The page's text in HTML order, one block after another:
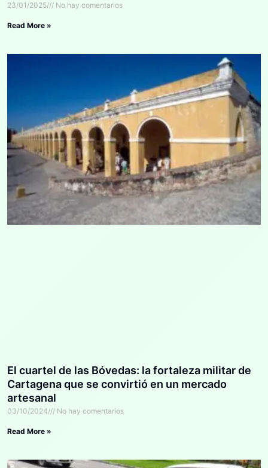
23/01/2025 No hay comentarios
Read More »
El cuartel de las Bóvedas: la fortaleza militar de
Cartagena que se convirtió en un mercado
artesanal
03/10/2024 No hay comentarios
Read More »